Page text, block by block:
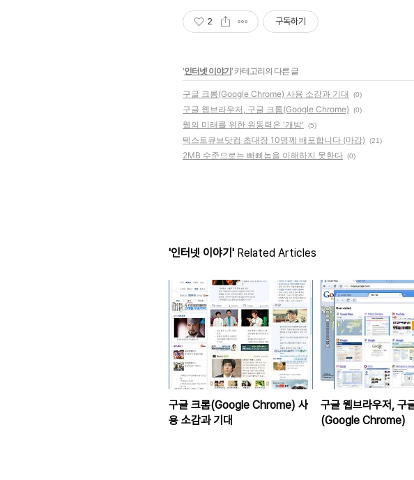
2 구독하기
'인터넷 이야기' 카테고리의 다른 글
구글 크롬(Google Chrome) 사용 소감과 기대 (0)
구글 웹브라우저, 구글 크롬(Google Chrome) (0)
웹의 미래를 위한 원동력은 '개방' (5)
텍스트큐브닷컴 초대장 10명께 배포합니다 (마감) (21)
2MB 수준으로는 빠삐놈을 이해하지 못한다 (0)
'인터넷 이야기' Related Articles
구글 크롬(Google Chrome) 사
용 소감과 기대
구글 웹브라우저, 구
(Google Chrome)